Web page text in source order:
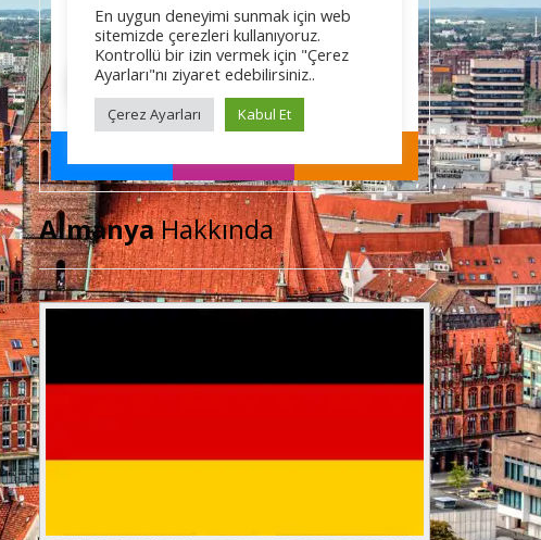
AlmanyaHakkında